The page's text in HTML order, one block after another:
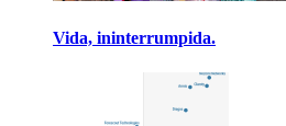
Vida, ininterrumpida.